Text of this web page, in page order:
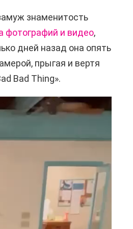
знаменитость
фотографий и видео,
дней назад она опять
прыгая и вертя
Bad Thing».